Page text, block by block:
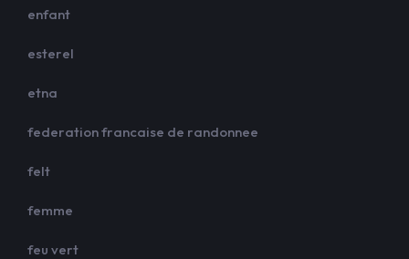
enfant
esterel
etna
federation francaise de randonnee
felt
femme
feu vert